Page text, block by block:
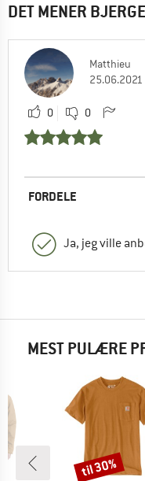
DET MENER
Matthieu
25.06.2021
0 0
FORDELE
Ja, jeg ville
MEST PULÆRE
Rabat
til 30%